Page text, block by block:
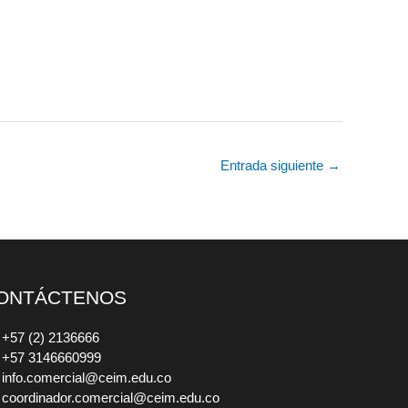
Entrada siguiente →
+57 (2) 2136666
+57 3146660999
info.comercial@ceim.edu.co
coordinador.comercial@ceim.edu.co